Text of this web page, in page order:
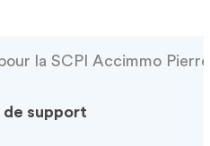
la SCPI Accimmo Pierre
de support